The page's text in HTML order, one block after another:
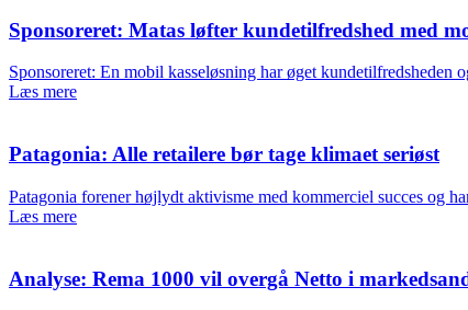
Sponsoreret: Matas løfter kundetilfredshed med
Sponsoreret: En mobil kasseløsning har øget kundetilfredsheden
Læs mere
Patagonia: Alle retailere bør tage klimaet seriøst
Patagonia forener højlydt aktivisme med kommerciel succes og
Læs mere
Analyse: Rema 1000 vil overgå Netto i